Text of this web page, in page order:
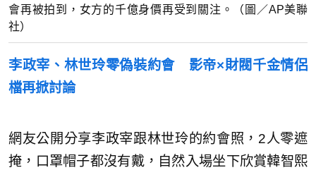
會再被拍到，女方的千億身價再受到關注。（圖／AP美聯
社）
李政宰、林世玲零偽裝約會 影帝×財閥千金情侶
檔再掀討論
網友公開分享李政宰跟林世玲的約會照，2人零遮
掩，口罩帽子都沒有戴，自然入場坐下欣賞韓智熙